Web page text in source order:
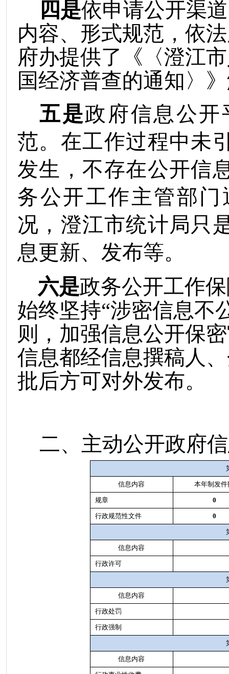
四是依申请公开渠
内容、 形式规范 ，依
府办提供了《〈澄江
国经济普查的通知〉
五是政府信息公开
范。在工作过程中未
发生，不存在公开信
务公开工作主管部
况 ， 澄江市统计局只
息更新、发布等。
六是政务公开工作
始终坚持“涉密信息不
则，加强信息公开保
信息都经信息撰稿人
批后方可对外发布。
二、主动公开政府
信息内容 本年制发件
规章 0
行政规范性文件 0
信息内容
行政许可
信息内容
行政处罚
行政强制
信息内容